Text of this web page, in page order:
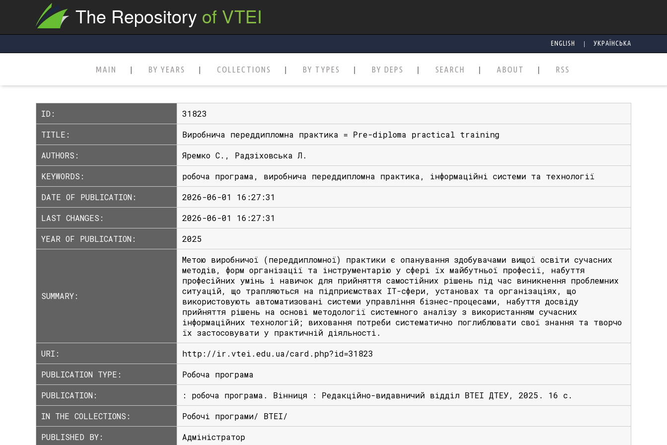
The Repository of VTEI
ENGLISH | УКРАЇНСЬКА
MAIN BY YEARS COLLECTIONS BY TYPES BY DEPS SEARCH ABOUT RSS
ID:
31823
TITLE:
Виробнича переддипломна практика = Pre-diploma practical training
AUTHORS:
Яремко С., Радзіховська Л.
KEYWORDS:
робоча програма, виробнича переддипломна практика, інформаційні системи та технології
DATE OF PUBLICATION:
2026-06-01 16:27:31
LAST CHANGES:
2026-06-01 16:27:31
YEAR OF PUBLICATION:
2025
SUMMARY:
Метою виробничої (переддипломної) практики є опанування здобувачами вищої освіти сучасних
методів, форм організації та інструментарію у сфері їх майбутньої професії, набуття
професiйних умiнь i навичок для прийняття самостійних рiшень пiд час виникнення проблемних
ситуацiй, що трапляються на підприємствах ІТ-сфери, установах та організаціях, що
використовують автоматизовані системи управління бізнес-процесами, набуття досвіду
прийняття рішень на основі методології системного аналізу з використанням сучасних
інформаційних технологій; виховання потреби систематично поглиблювати свої знання та творчо
їх застосовувати у практичній діяльності.
URI:
http://ir.vtei.edu.ua/card.php?id=31823
PUBLICATION TYPE:
Робоча програма
PUBLICATION:
: робоча програма. Вінниця : Редакційно-видавничий відділ ВТЕІ ДТЕУ, 2025. 16 с.
IN THE COLLECTIONS:
Робочі програми/ ВТЕІ/
PUBLISHED BY:
Адміністратор